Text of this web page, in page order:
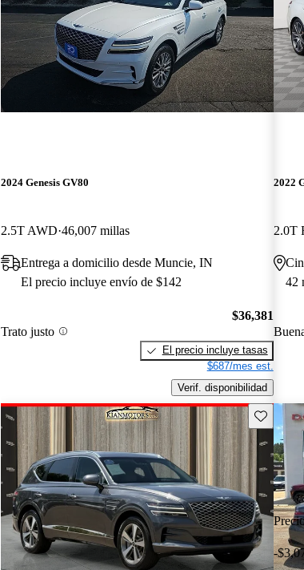
2024 Genesis GV80
2.5T AWD 46,007 millas
Entrega a domicilio desde Muncie, IN
El precio incluye envío de $142
Trato justo
$36,381
El precio incluye tasas
$687/mes est.
Verif. disponibilidad
2022
2.0T
42
Guarda
-